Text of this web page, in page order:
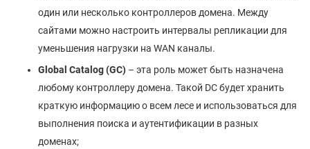
один или несколько контроллеров домена. Между
сайтами можно настроить интервалы репликации для
уменьшения нагрузки на WAN каналы.
Global Catalog(GC) – эта роль может быть назначена
любому контроллеру домена. Такой DC будет хранить
краткую информацию о всем лесе и использоваться для
выполнения поиска и аутентификации в разных
доменах;